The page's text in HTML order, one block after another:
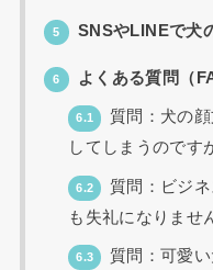
5 SNSやLINEで犬
6 よくある質問（
6.1
質問：犬の
してしまうのです
6.2
質問：ビジ
も失礼になりませ
6.3
質問：可愛